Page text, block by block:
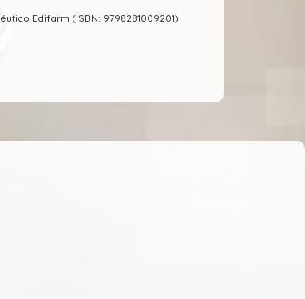
Edifarm (ISBN: 9798281009201)